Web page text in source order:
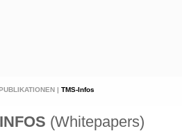
| TMS-Infos
(Whitepapers)